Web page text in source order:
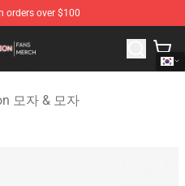
orders over $100
Merchandise Store
모자 & 모자